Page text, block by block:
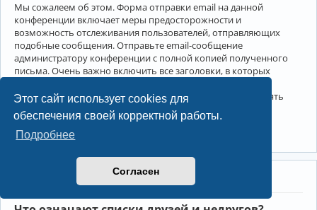
Этот сайт использует cookies для
обеспечения своей корректной работы.
Подробнее
Согласен
Мы сожалеем об этом. Форма отправки email на данной
конференции включает меры предосторожности и
возможность отслеживания пользователей, отправляющих
подобные сообщения. Отправьте email-сообщение
администратору конференции с полной копией полученного
письма. Очень важно включить все заголовки, в которых
Администратор конференции сможет в этом случае принять
меры.
Друзья и недруги